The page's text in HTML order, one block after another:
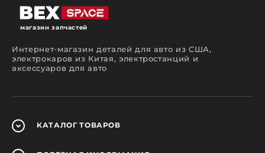
магазин запчастей
Интернет-магазин деталей для авто из США,
электрокаров из Китая, электростанций и
аксессуаров для авто
КАТАЛОГ ТОВАРОВ